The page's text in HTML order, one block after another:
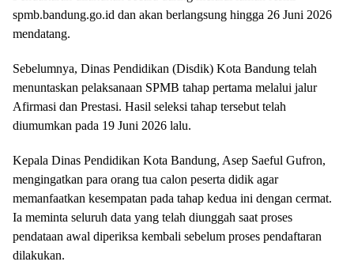
spmb.bandung.go.id dan akan berlangsung hingga 26 Juni 2026
mendatang.
Sebelumnya, Dinas Pendidikan (Disdik) Kota Bandung telah
menuntaskan pelaksanaan SPMB tahap pertama melalui jalur
Afirmasi dan Prestasi. Hasil seleksi tahap tersebut telah
diumumkan pada 19 Juni 2026 lalu.
Kepala Dinas Pendidikan Kota Bandung, Asep Saeful Gufron,
mengingatkan para orang tua calon peserta didik agar
memanfaatkan kesempatan pada tahap kedua ini dengan cermat.
Ia meminta seluruh data yang telah diunggah saat proses
pendataan awal diperiksa kembali sebelum proses pendaftaran
dilakukan.